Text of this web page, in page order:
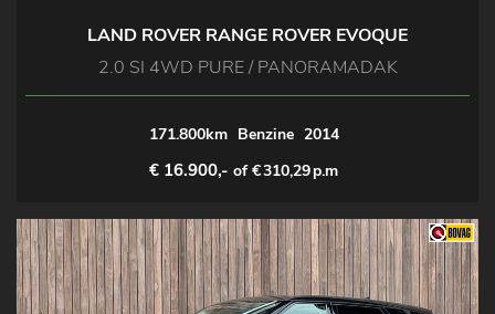
LAND ROVER RANGE ROVER EVOQUE
2.0 SI 4WD PURE / PANORAMADAK
171.800km Benzine 2014
€ 16.900,- of €310,29p.m